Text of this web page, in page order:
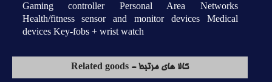
Gaming controller Personal Area Networks
Health/fitness sensor and monitor devices Medical
devices Key-fobs + wrist watch
کالا های مرتبط - Related goods